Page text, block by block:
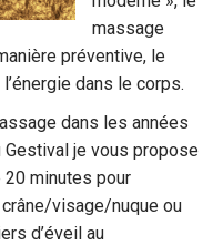
massage
préventive, le
dans le corps.
dans les années
Gestival je vous propose
minutes pour
visage/nuque ou
d’éveil au